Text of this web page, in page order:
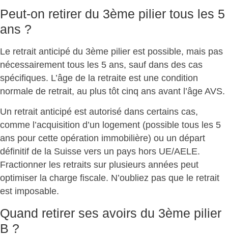
Peut-on retirer du 3ème pilier tous les 5
ans ?
Le retrait anticipé du 3ème pilier est possible, mais pas
nécessairement tous les 5 ans, sauf dans des cas
spécifiques. L’âge de la retraite est une condition
normale de retrait, au plus tôt cinq ans avant l’âge AVS.
Un retrait anticipé est autorisé dans certains cas,
comme l’acquisition d’un logement (possible tous les 5
ans pour cette opération immobilière) ou un départ
définitif de la Suisse vers un pays hors UE/AELE.
Fractionner les retraits sur plusieurs années peut
optimiser la charge fiscale. N’oubliez pas que le retrait
est imposable.
Quand retirer ses avoirs du 3ème pilier
B ?